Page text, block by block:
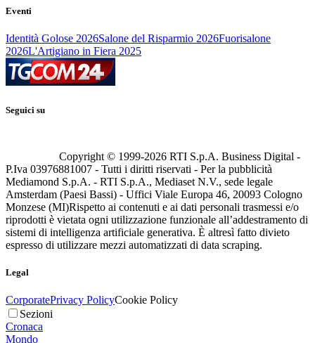
Eventi
Identità Golose 2026Salone del Risparmio 2026Fuorisalone
2026L'Artigiano in Fiera 2025
Seguici su
Copyright © 1999-2026 RTI S.p.A. Business Digital -
P.Iva 03976881007 - Tutti i diritti riservati - Per la pubblicità
Mediamond S.p.A. - RTI S.p.A., Mediaset N.V., sede legale
Amsterdam (Paesi Bassi) - Uffici Viale Europa 46, 20093 Cologno
Monzese (MI)Rispetto ai contenuti e ai dati personali trasmessi e/o
riprodotti è vietata ogni utilizzazione funzionale all’addestramento di
sistemi di intelligenza artificiale generativa. È altresì fatto divieto
espresso di utilizzare mezzi automatizzati di data scraping.
Legal
CorporatePrivacy PolicyCookie Policy
Sezioni
Cronaca
Mondo